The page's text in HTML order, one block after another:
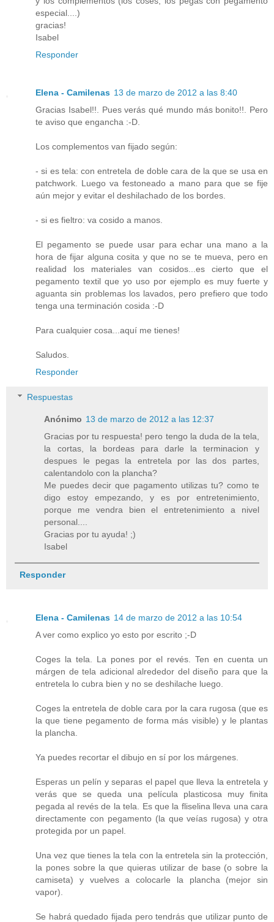
especial....)
gracias!
Isabel
Responder
Elena - Camilenas 13 de marzo de 2012 a las 8:40
Gracias Isabel!!. Pues verás qué mundo más bonito!!. Pero
te aviso que engancha :-D.
Los complementos van fijado según:
- si es tela: con entretela de doble cara de la que se usa en
patchwork. Luego va festoneado a mano para que se fije
aún mejor y evitar el deshilachado de los bordes.
- si es fieltro: va cosido a manos.
El pegamento se puede usar para echar una mano a la
hora de fijar alguna cosita y que no se te mueva, pero en
realidad los materiales van cosidos...es cierto que el
pegamento textil que yo uso por ejemplo es muy fuerte y
aguanta sin problemas los lavados, pero prefiero que todo
tenga una terminación cosida :-D
Para cualquier cosa...aquí me tienes!
Saludos.
Responder
Respuestas
Anónimo 13 de marzo de 2012 a las 12:37
Gracias por tu respuesta! pero tengo la duda de la tela,
la cortas, la bordeas para darle la terminacion y
despues le pegas la entretela por las dos partes,
calentandolo con la plancha?
Me puedes decir que pagamento utilizas tu? como te
digo estoy empezando, y es por entretenimiento,
porque me vendra bien el entretenimiento a nivel
personal....
Gracias por tu ayuda! ;)
Isabel
Responder
Elena - Camilenas 14 de marzo de 2012 a las 10:54
A ver como explico yo esto por escrito ;-D
Coges la tela. La pones por el revés. Ten en cuenta un
márgen de tela adicional alrededor del diseño para que la
entretela lo cubra bien y no se deshilache luego.
Coges la entretela de doble cara por la cara rugosa (que es
la que tiene pegamento de forma más visible) y le plantas
la plancha.
Ya puedes recortar el dibujo en sí por los márgenes.
Esperas un pelín y separas el papel que lleva la entretela y
verás que se queda una película plasticosa muy finita
pegada al revés de la tela. Es que la fliselina lleva una cara
directamente con pegamento (la que veías rugosa) y otra
protegida por un papel.
Una vez que tienes la tela con la entretela sin la protección,
la pones sobre la que quieras utilizar de base (o sobre la
camiseta) y vuelves a colocarle la plancha (mejor sin
vapor).
Se habrá quedado fijada pero tendrás que utilizar punto de